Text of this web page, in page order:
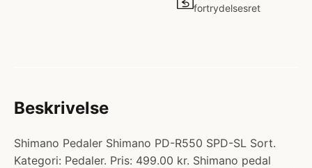
fortrydelsesret
Beskrivelse
Shimano Pedaler Shimano PD-R550 SPD-SL Sort.
Kategori: Pedaler. Pris: 499.00 kr. Shimano pedal